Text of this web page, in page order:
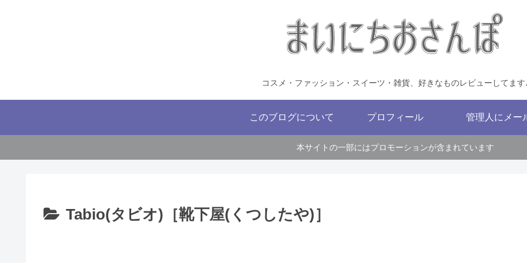
コスメ・ファッション・スイーツ・雑貨、好きなものレビューしてます
このブログについて プロフィール 管理人にメー
本サイトの一部にはプロモーションが含まれています
Tabio(タビオ)［靴下屋(くつしたや)］